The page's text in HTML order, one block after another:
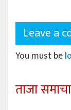
Leave a
You must be
ताजा